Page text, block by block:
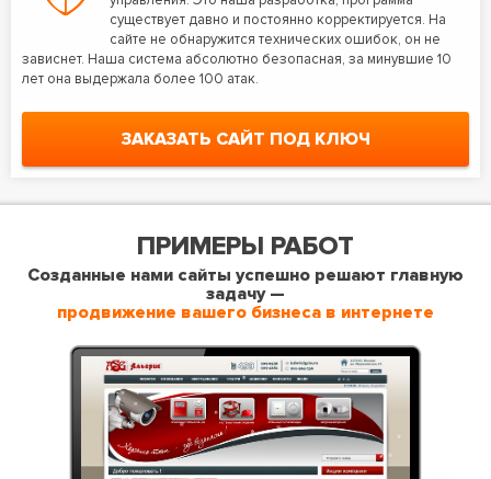
существует давно и постоянно корректируется. На
сайте не обнаружится технических ошибок, он не
зависнет. Наша система абсолютно безопасная, за минувшие 10
лет она выдержала более 100 атак.
ЗАКАЗАТЬ САЙТ ПОД КЛЮЧ
ПРИМЕРЫ РАБОТ
Созданные нами сайты успешно решают главную
задачу —
продвижение вашего бизнеса в интернете